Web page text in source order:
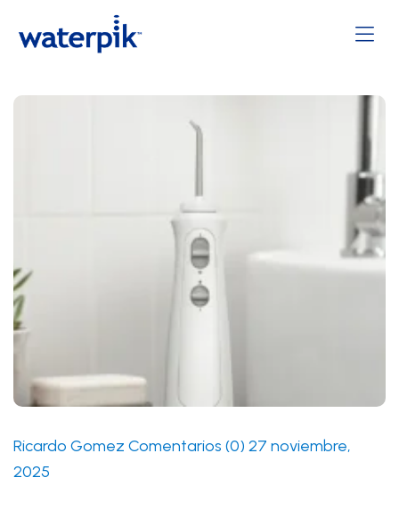
Ricardo Gomez Comentarios (0) 27 noviembre,
2025